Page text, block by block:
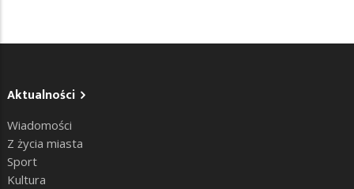
Aktualności
Wiadomości
Z życia miasta
Sport
Kultura